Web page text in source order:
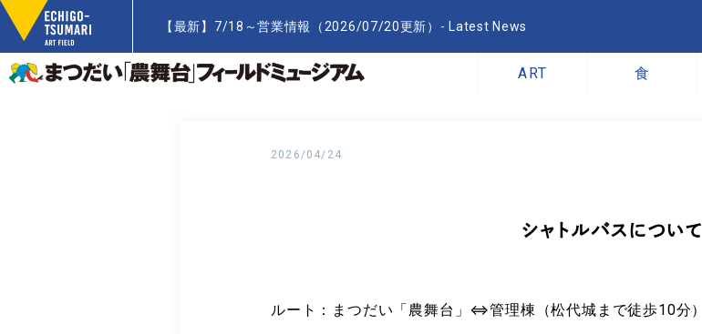
【最新】7/18～営業情報（2026/07/20更新）- Latest News
ART 食
2026/04/24
シャトルバスについて
ルート：まつだい「農舞台」⇔管理棟（松代城まで徒歩10分）